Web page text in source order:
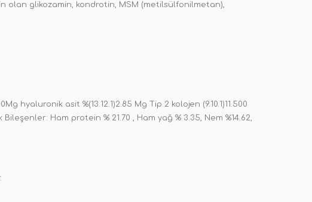
olan glikozamin, kondrotin, MSM (metilsülfonilmetan),
hyaluronik asit %(13.12.1)2.85 Mg Tip 2 kolojen (9.10.1)11.500
Ham protein % 21.70 , Ham yağ % 3.35, Nem %14.62,